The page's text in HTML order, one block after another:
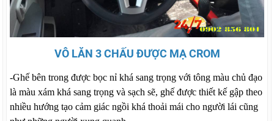
VÔ LĂN 3 CHẤU ĐƯỢC MẠ CROM
-Ghế bên trong được bọc nỉ khá sang trọng với tông màu chủ đạo
là màu xám khá sang trọng và sạch sẽ, ghế được thiết kế gập theo
nhiều hướng tạo cảm giác ngồi khá thoải mái cho người lái cũng